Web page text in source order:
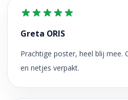
Greta ORIS
Prachtige poster, heel blij mee.
en netjes verpakt.